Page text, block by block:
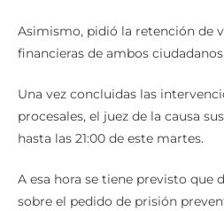
Asimismo, pidió la retención de
financieras de ambos ciudadanos.
Una vez concluidas las
procesales, el juez de la causa
hasta las 21:00 de este martes.
A esa hora se tiene previsto que
sobre el pedido de prisión